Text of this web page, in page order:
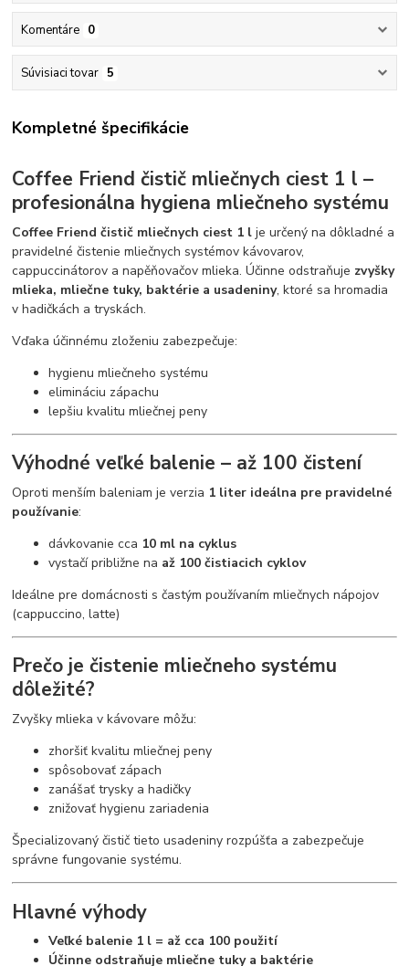
Komentáre 0
Súvisiaci tovar 5
Kompletné špecifikácie
Coffee Friend čistič mliečnych ciest 1 l –
profesionálna hygiena mliečneho systému
Coffee Friend čistič mliečnych ciest 1 l je určený na dôkladné a
pravidelné čistenie mliečnych systémov kávovarov,
cappuccinátorov a napěňovačov mlieka. Účinne odstraňuje zvyšky
mlieka, mliečne tuky, baktérie a usadeniny, ktoré sa hromadia
v hadičkách a tryskách.
Vďaka účinnému zloženiu zabezpečuje:
hygienu mliečneho systému
elimináciu zápachu
lepšiu kvalitu mliečnej peny
Výhodné veľké balenie – až 100 čistení
Oproti menším baleniam je verzia 1 liter ideálna pre pravidelné
používanie:
dávkovanie cca 10 ml na cyklus
vystačí približne na až 100 čistiacich cyklov
Ideálne pre domácnosti s častým používaním mliečnych nápojov
(cappuccino, latte)
Prečo je čistenie mliečneho systému
dôležité?
Zvyšky mlieka v kávovare môžu:
zhoršiť kvalitu mliečnej peny
spôsobovať zápach
zanášať trysky a hadičky
znižovať hygienu zariadenia
Špecializovaný čistič tieto usadeniny rozpúšťa a zabezpečuje
správne fungovanie systému.
Hlavné výhody
Veľké balenie 1 l = až cca 100 použití
Účinne odstraňuje mliečne tuky a baktérie